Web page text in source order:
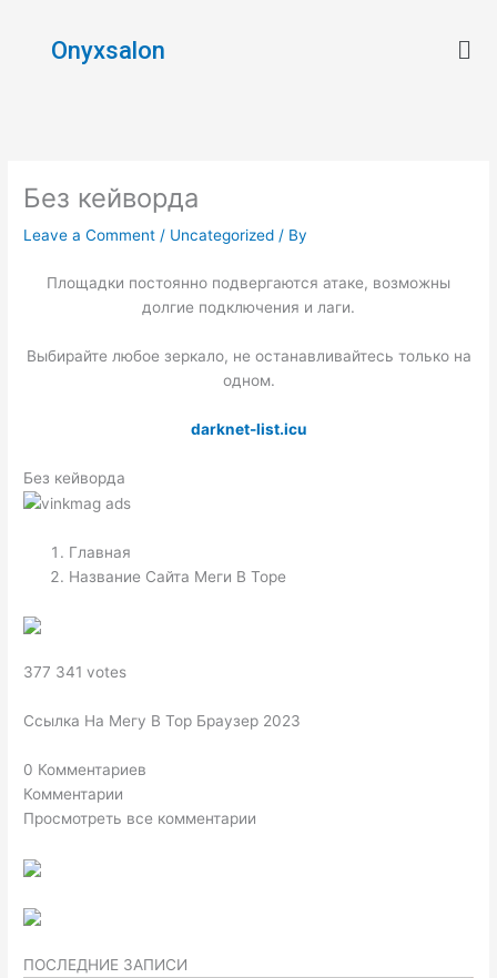
contentOnyxsalon
Без кейворда
Leave a Comment / Uncategorized / By
Площадки постоянно подвергаются атаке, возможны
долгие подключения и лаги.
Выбирайте любое зеркало, не останавливайтесь только на
одном.
darknet-list.icu
Без кейворда
Главная
Название Сайта Меги В Торе
377 341 votes
Ссылка На Мегу В Тор Браузер 2023
0 Комментариев
Комментарии
Просмотреть все комментарии
ПОСЛЕДНИЕ ЗАПИСИ